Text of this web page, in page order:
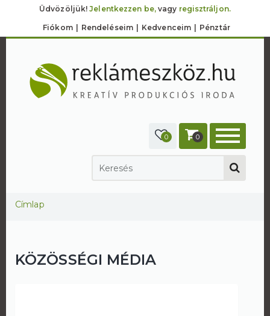
Üdvözöljük!Jelentkezzen be,vagy regisztráljon.
Fiókom Rendeléseim Kedvenceim Pénztár
0 0
Jelenlegi hely
Címlap
KÖZÖSSÉGI MÉDIA